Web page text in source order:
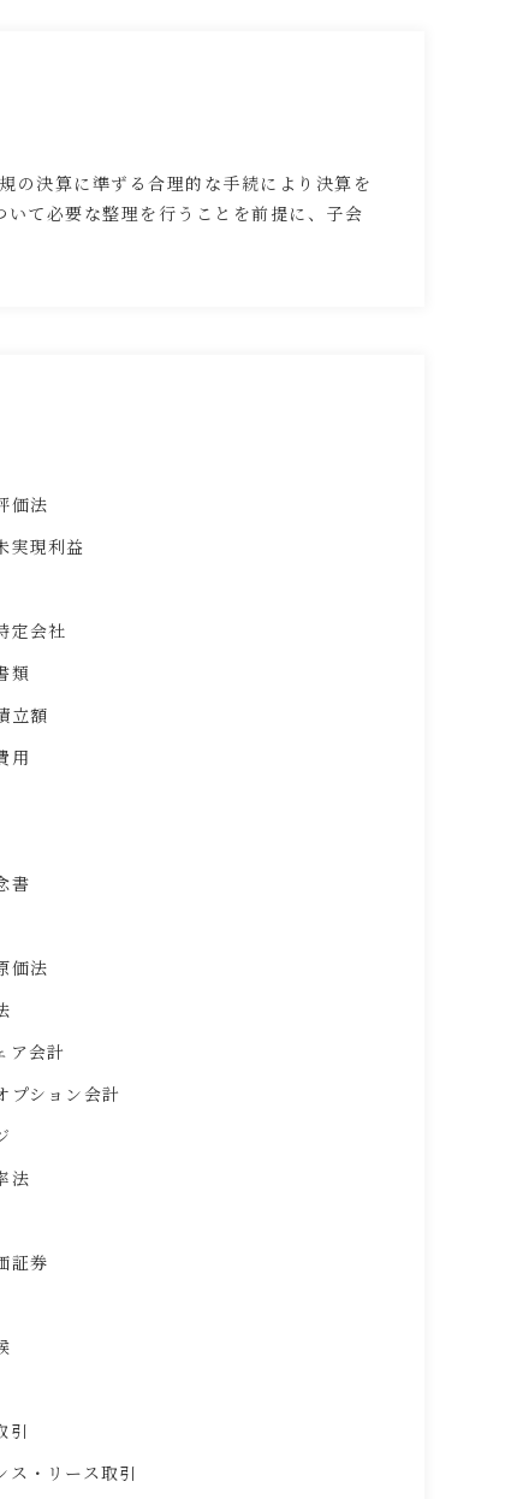
の決算に準ずる合理的な手続により決算を
て必要な整理を行うことを前提に、子会
価法
実現利益
定会社
類
立額
用
書
価法
ア会計
プション会計
法
証券
引
ス・リース取引